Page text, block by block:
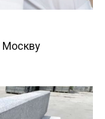
Москву